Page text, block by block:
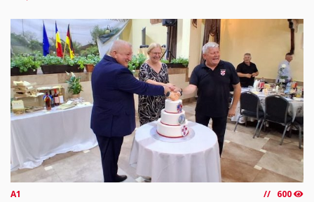
A1 600